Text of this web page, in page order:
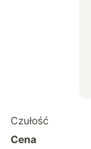
Czułość
Cena